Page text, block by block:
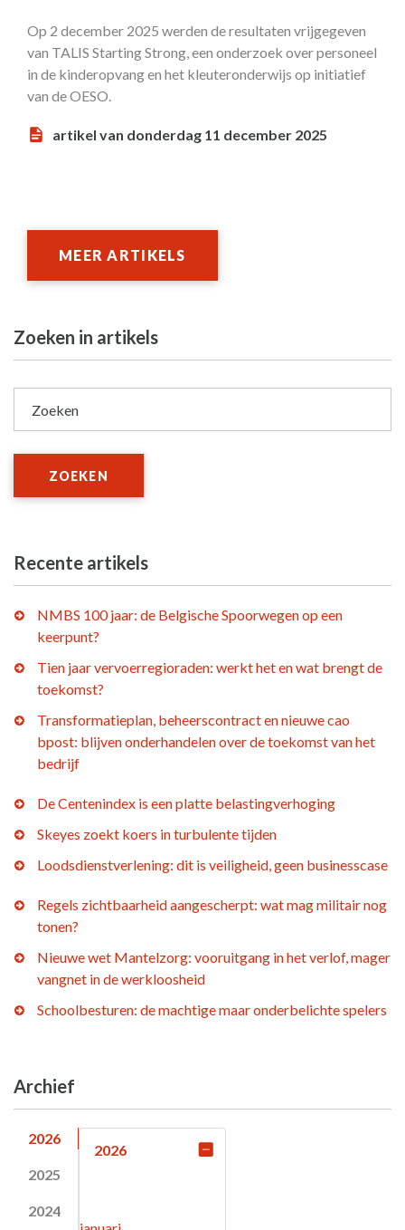
Op 2 december 2025 werden de resultaten vrijgegeven
van TALIS Starting Strong, een onderzoek over personeel
in de kinderopvang en het kleuteronderwijs op initiatief
van de OESO.
artikel van donderdag 11 december 2025
MEER ARTIKELS
Zoeken in artikels
Zoeken
ZOEKEN
Recente artikels
NMBS 100 jaar: de Belgische Spoorwegen op een
keerpunt?
Tien jaar vervoerregioraden: werkt het en wat brengt de
toekomst?
Transformatieplan, beheerscontract en nieuwe cao
bpost: blijven onderhandelen over de toekomst van het
bedrijf
De Centenindex is een platte belastingverhoging
Skeyes zoekt koers in turbulente tijden
Loodsdienstverlening: dit is veiligheid, geen businesscase
Regels zichtbaarheid aangescherpt: wat mag militair nog
tonen?
Nieuwe wet Mantelzorg: vooruitgang in het verlof, mager
vangnet in de werkloosheid
Schoolbesturen: de machtige maar onderbelichte spelers
Archief
2026
2025
2024
2026